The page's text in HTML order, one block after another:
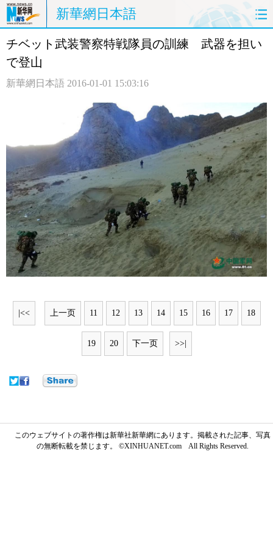
新華網日本語
ホームページ 政治 経済
中日対訳
チベット武装警察特戦隊員の訓練 武器を担い
で登山
新華網日本語 2016-01-01 15:03:16
|<< 上一页 11 12 13 14 15 16 17 18
19 20 下一页 >>|
このウェブサイトの著作権は新華社新華網にあります。掲載された記事、写真
の無断転載を禁じます。 ©XINHUANET.com All Rights Reserved.